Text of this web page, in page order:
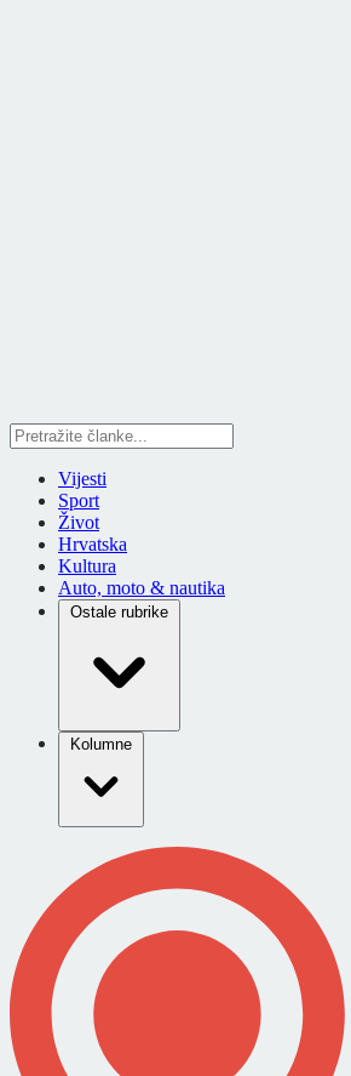
Vijesti
Sport
Život
Hrvatska
Kultura
Auto, moto & nautika
Ostale rubrike
Kolumne